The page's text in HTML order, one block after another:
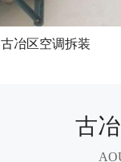
古冶区空调拆装
古